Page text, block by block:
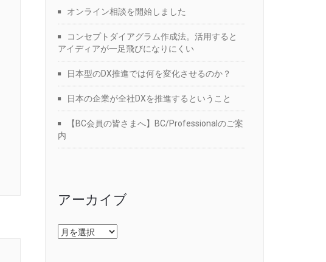
オンライン相談を開始しました
コンセプトダイアグラム作成法。活用すると
アイディアが一足飛びになりにくい
日本型のDX推進では何を変化させるのか？
日本の企業が全社DXを推進するということ
【BC会員の皆さまへ】BC/Professionalのご案
内
アーカイブ
ア
ー